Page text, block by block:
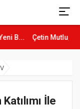
YENİ Parti Anamur
İle